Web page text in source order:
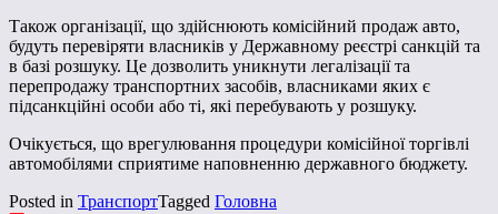
Також організації, що здійснюють комісійний продаж авто,
будуть перевіряти власників у Державному реєстрі санкцій та
в базі розшуку. Це дозволить уникнути легалізації та
перепродажу транспортних засобів, власниками яких є
підсанкційні особи або ті, які перебувають у розшуку.
Очікується, що врегулювання процедури комісійної торгівлі
автомобілями сприятиме наповненню державного бюджету.
Posted in ТранспортTagged Головна